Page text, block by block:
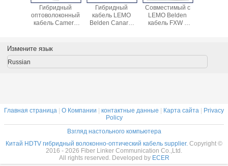
Гибридный
оптоволоконный
кабель Camera
Гибридный
кабель LEMO
Belden Canare,
Совместимый с
LEMO Belden
кабель FXW с
Измените язык
Russian
Главная страница | О Компании | контактные данные | Карта сайта | Privacy
Policy
Взгляд настольного компьютера
Китай HDTV гибридный волоконно-оптический кабель supplier. Copyright ©
2016 - 2026 Fiber Linker Communication Co.,Ltd.
All rights reserved. Developed by ECER